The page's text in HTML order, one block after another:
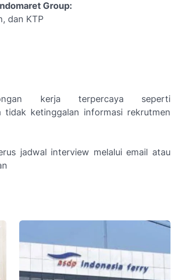
Group:
dan KTP
kerja terpercaya seperti
tidak ketinggalan informasi rekrutmen
jadwal interview melalui email atau